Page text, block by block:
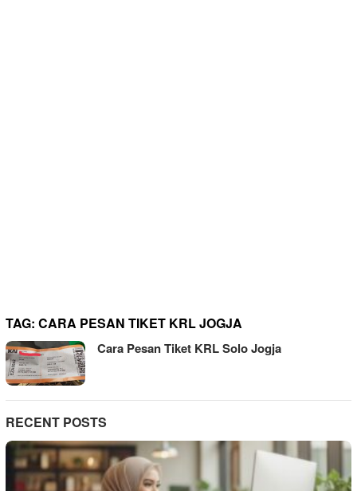
TAG: CARA PESAN TIKET KRL JOGJA
Cara Pesan Tiket KRL Solo Jogja
RECENT POSTS